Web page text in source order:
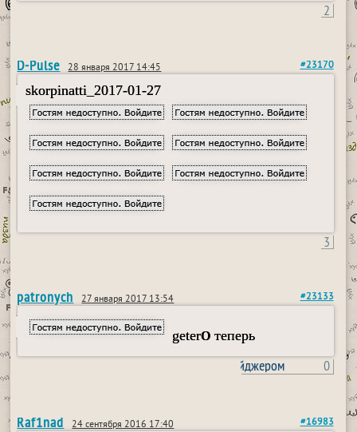
2
D-Pulse 28 января 2017 14:45 #23170
skorpinatti_2017-01-27
3
patronych 27 января 2017 13:54 #23133
geterO теперь
пользовался пейджером 0
Raf1nad 24 сентября 2016 17:40 #16983